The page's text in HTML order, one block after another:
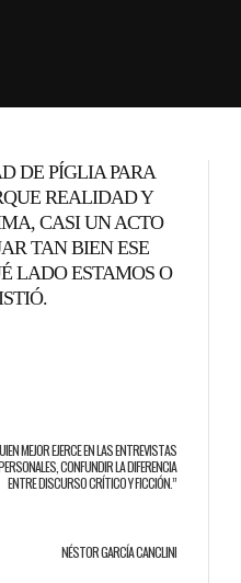
DE PÍGLIA PARA
REALIDAD Y
CASI UN ACTO
TAN BIEN ESE
LADO ESTAMOS O
MEJOR EJERCE EN LAS ENTREVISTAS
CONFUNDIR LA DIFERENCIA
ENTRE DISCURSO CRÍTICO Y FICCIÓN.”
NÉSTOR GARCÍA CANCLINI